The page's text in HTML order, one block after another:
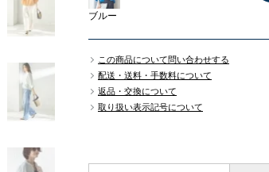
ブルー
この商品について問い合わせする
配送・送料・手数料について
返品・交換について
取り扱い表示記号について